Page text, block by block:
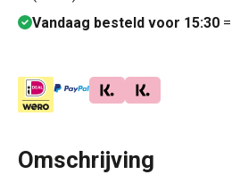
Vandaag besteld voor 15:30
Omschrijving